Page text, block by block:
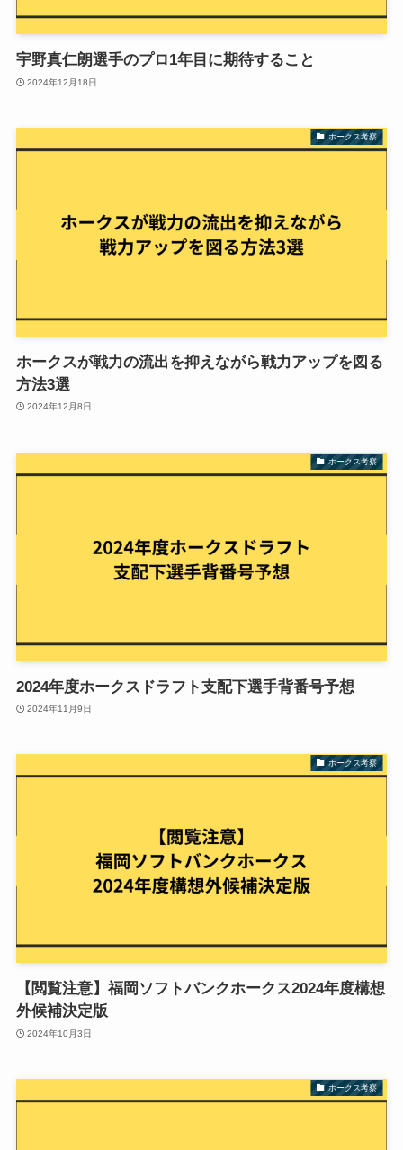
宇野真仁朗選手のプロ1年目に期待すること
2024年12月18日
ホークス考察
ホークスが戦力の流出を抑えながら戦力アップを図る
方法3選
2024年12月8日
ホークス考察
2024年度ホークスドラフト支配下選手背番号予想
2024年11月9日
ホークス考察
【閲覧注意】福岡ソフトバンクホークス2024年度構想
外候補決定版
2024年10月3日
ホークス考察